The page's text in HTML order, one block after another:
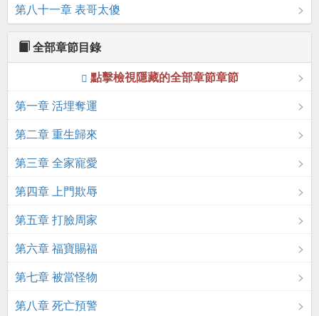
第八十一章 表哥太傻
全部章節目錄
點擊檢視隱藏的全部章節章節
第一章 活埋奪運
第二章 重生歸來
第三章 全家寵愛
第四章 上門欺辱
第五章 打臉周家
第六章 福寶賜福
第七章 被當怪物
第八章 死亡預警